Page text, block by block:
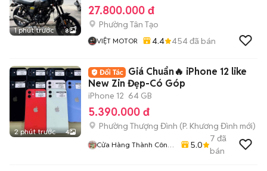
1 phút trước 8
27.800.000 đ
Phường Tân Tạo
VIỆT MOTOR 4.4 454đã bán
2 phút trước 4
Giá Chuẩn🔥 iPhone 12 like
New Zin Đẹp-Có Góp
iPhone 12 64 GB
5.390.000 đ
Phường Thượng Đình (P. Khương Đình mới)
Cửa Hàng Thành Công
5.0
7 đã
bán